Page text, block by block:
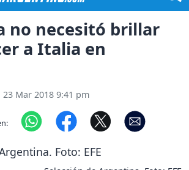
no necesitó brillar
a Italia en
23 Mar 2018 9:41 pm